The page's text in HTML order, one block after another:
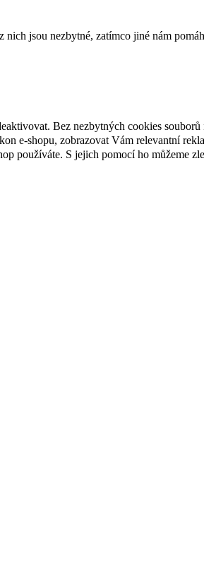
jsou nezbytné, zatímco jiné nám
Bez nezbytných cookies
e-shopu, zobrazovat Vám relevantní
používáte. S jejich pomocí ho můžeme